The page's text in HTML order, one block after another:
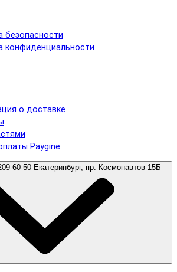
безопасности
конфиденциальности
о доставке
Paygine